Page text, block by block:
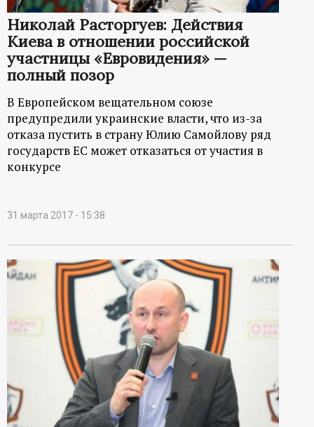
а
л
Николай Расторгуев: Действия
Киева в отношении российской
участницы «Евровидения» —
полный позор
В Европейском вещательном союзе
предупредили украинские власти, что из-за
отказа пустить в страну Юлию Самойлову ряд
государств ЕС может отказаться от участия в
конкурсе
31 марта 2017 - 15:38